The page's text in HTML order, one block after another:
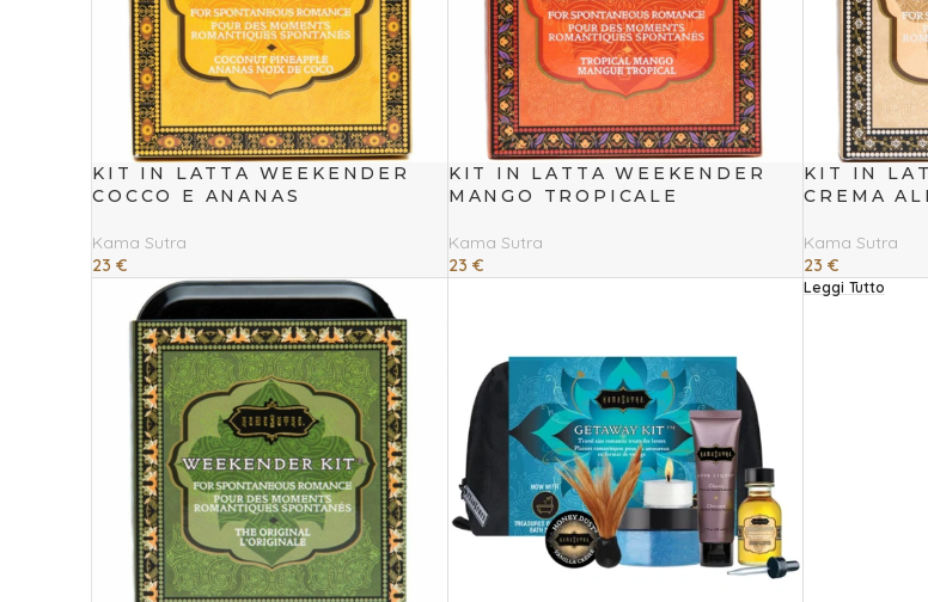
KIT IN LATTA WEEKENDER
COCCO E ANANAS
Kama Sutra
23€
Leggi Tutto
KIT IN LATTA WEEKENDER
MANGO TROPICALE
Kama Sutra
23 €
KIT IN
CREMA
Kama Sutra
23€
Leggi Tutto